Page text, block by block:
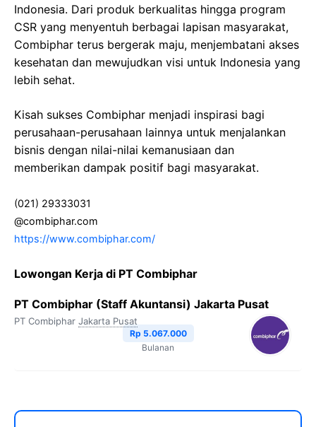
Indonesia. Dari produk berkualitas hingga program
CSR yang menyentuh berbagai lapisan masyarakat,
Combiphar terus bergerak maju, menjembatani akses
kesehatan dan mewujudkan visi untuk Indonesia yang
lebih sehat.
Kisah sukses Combiphar menjadi inspirasi bagi
perusahaan-perusahaan lainnya untuk menjalankan
bisnis dengan nilai-nilai kemanusiaan dan
memberikan dampak positif bagi masyarakat.
(021) 29333031
@combiphar.com
https://www.combiphar.com/
Lowongan Kerja di PT Combiphar
PT Combiphar (Staff Akuntansi) Jakarta Pusat
PT Combiphar Jakarta Pusat
Rp 5.067.000
Bulanan